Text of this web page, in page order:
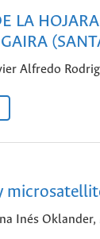
LA
Alfredo
Inés